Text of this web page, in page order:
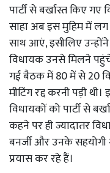
पार्टी से बर्खास्त किए
साहा अब इस मुहिम में
साथ आएं, इसीलिए
विधायक उनसे मिलने
गई बैठक में 80 में से 20
मीटिंग रद्द करनी पड़ी
विधायकों को पार्टी से
कहने पर ही ज्यादातर
बनर्जी और उनके सहयोगी
प्रयास कर रहे हैं।